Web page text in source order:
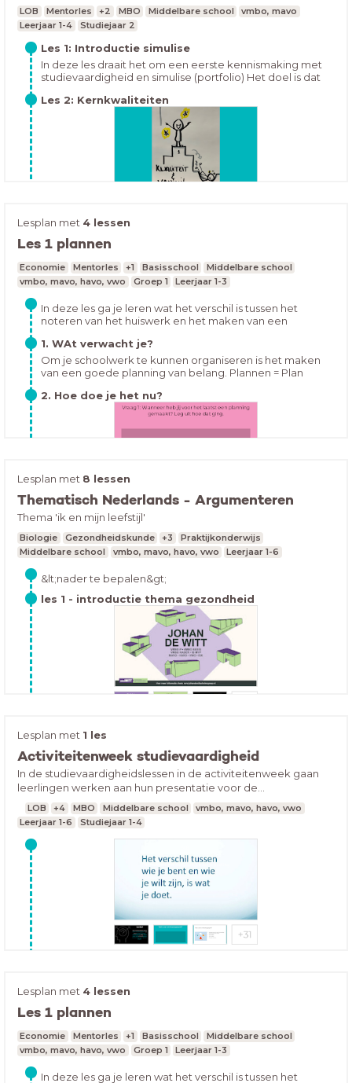
Hoe houd jij je huiswerk bij op dit moment? Open de les
en vul in:
LOB Mentorles +2 MBO Middelbare school
vmbo, mavo
Leerjaar 1-4
Studiejaar 2
Les 1: Introductie simulise
In deze les draait het om een eerste kennismaking met
studievaardigheid en simulise (portfolio) Het doel is dat
studievaardigheid belangrijk is. En ze kunnen in hun
portfolio inloggen.Eventueel huiswerk: Voor elk vak een
vakpagina in simulise maken
Les 2: Kernkwaliteiten
In deze les maken de leerlingen kennis met
Kernkwadrant. Doel van de les is dat de leerlingen aan
het eind hun eigen kernkwdrant kunnen invullen met 5
kwaliteiten. Ze kunnen hun ingevulde kernkwadrant in
simulise bij studievaardigheid vakpagina plaatsen.
Les 3: Doelen stellen
Lesplan met 4 lessen
Les 1 plannen
Economie Mentorles +1 Basisschool
Middelbare school
vmbo, mavo, havo, vwo
Groep 1 Leerjaar 1-3
In deze les ga je leren wat het verschil is tussen het
noteren van het huiswerk en het maken van een
overzichtelijke planning kan maken en hoe je dit kunt
volhouden.
1. WAt verwacht je?
Om je schoolwerk te kunnen organiseren is het maken
van een goede planning van belang. Plannen = Plan
plannen zo belangrijk?
2. Hoe doe je het nu?
Hoe houd jij je huiswerk bij op dit moment? Open de les
en vul in:
Lesplan met 8 lessen
Thematisch Nederlands - Argumenteren
Thema 'ik en mijn leefstijl'
Biologie Gezondheidskunde +3
Praktijkonderwijs
Middelbare school
vmbo, mavo, havo, vwo Leerjaar 1-6
&lt;nader te bepalen&gt;
les 1 - introductie thema gezondheid
Lesplan met 1 les
Activiteitenweek studievaardigheid
In de studievaardigheidslessen in de activiteitenweek gaan
leerlingen werken aan hun presentatie voor de
driehoeksgesprekken via hun portfolio. In de eerste krijgen
de leerlingen uitleg over de driehoeksgesprekken, daarna
krijgen ze uitleg over doelen stellen en vervolgens gaan ze
hun sjabloon in simulise invullen .
LOB +4 MBO Middelbare school
vmbo, mavo, havo, vwo
Leerjaar 1-6
Studiejaar 1-4
Lesplan met 4 lessen
Les 1 plannen
Economie Mentorles +1 Basisschool
Middelbare school
vmbo, mavo, havo, vwo
Groep 1 Leerjaar 1-3
In deze les ga je leren wat het verschil is tussen het